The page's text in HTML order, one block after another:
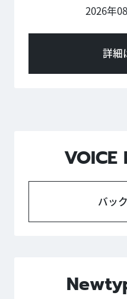
2026年
詳細
バッ